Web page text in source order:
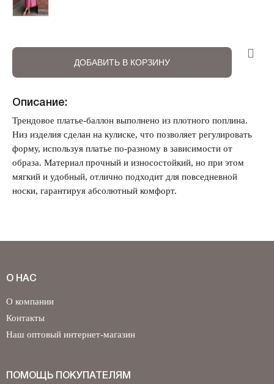
Запомнить меня на этом компьютере
Забыли свой пароль?
ДОБАВИТЬ В КОРЗИНУ
Описание:
Трендовое платье-баллон выполнено из плотного поплина.
Низ изделия сделан на кулиске, что позволяет регулировать
форму, используя платье по-разному в зависимости от
образа. Материал прочный и износостойкий, но при этом
мягкий и удобный, отлично подходит для повседневной
носки, гарантируя абсолютный комфорт.
О НАС
О компании
Контакты
Наш оптовый интернет-магазин
ПОМОЩЬ ПОКУПАТЕЛЯМ